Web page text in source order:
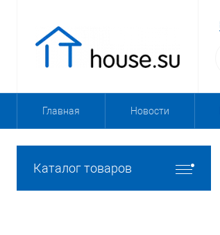
Главная Новости
Каталог товаров